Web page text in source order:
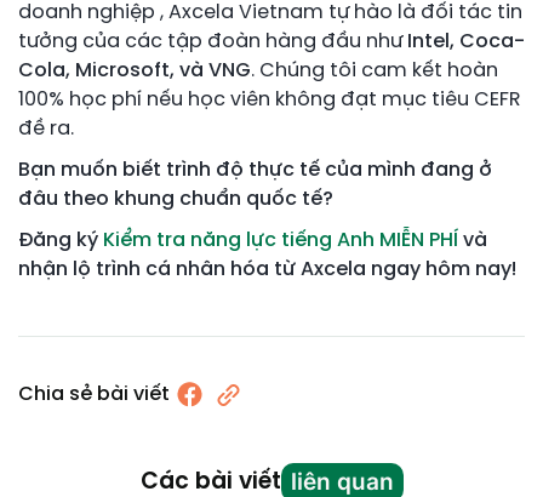
doanh nghiệp , Axcela Vietnam tự hào là đối tác tin
tưởng của các tập đoàn hàng đầu như Intel, Coca-
Cola, Microsoft, và VNG. Chúng tôi cam kết hoàn
100% học phí nếu học viên không đạt mục tiêu CEFR
đề ra.
Bạn muốn biết trình độ thực tế của mình đang ở
đâu theo khung chuẩn quốc tế?
Đăng ký Kiểm tra năng lực tiếng Anh MIỄN PHÍ
và
nhận lộ trình cá nhân hóa từ Axcela ngay hôm nay!
Chia sẻ bài viết
Các bài viết liên quan